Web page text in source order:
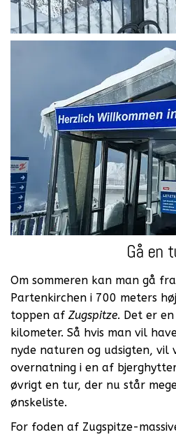
Gå en
Om sommeren kan man gå
Partenkirchen i 700 meters
toppen af Zugspitze. Det er
kilometer. Så hvis man vil
nyde naturen og udsigten, vil
overnatning i en af
øvrigt en tur, der nu står
ønskeliste.
For foden af Zugspitze-